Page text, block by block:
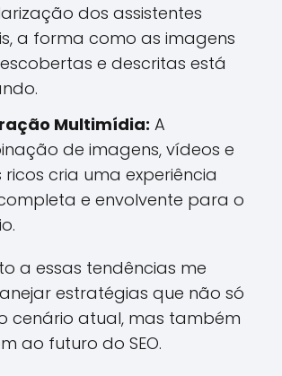
dos assistentes
a forma como as imagens
e descritas está
Multimídia: A
de imagens, vídeos e
ricos cria uma experiência
e envolvente para o
a essas tendências me
estratégias que não só
cenário atual, mas também
ao futuro do SEO.